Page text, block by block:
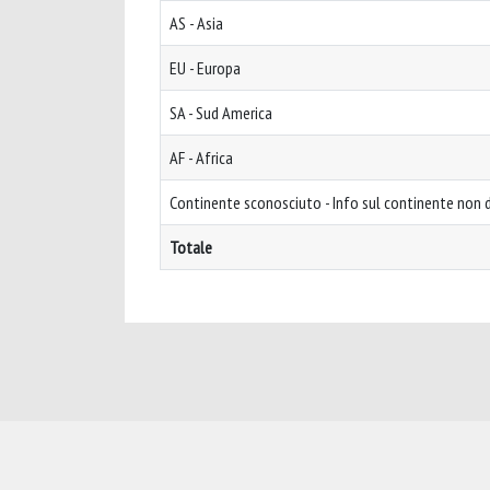
AS - Asia
EU - Europa
SA - Sud America
AF - Africa
Continente sconosciuto - Info sul continente non
Totale